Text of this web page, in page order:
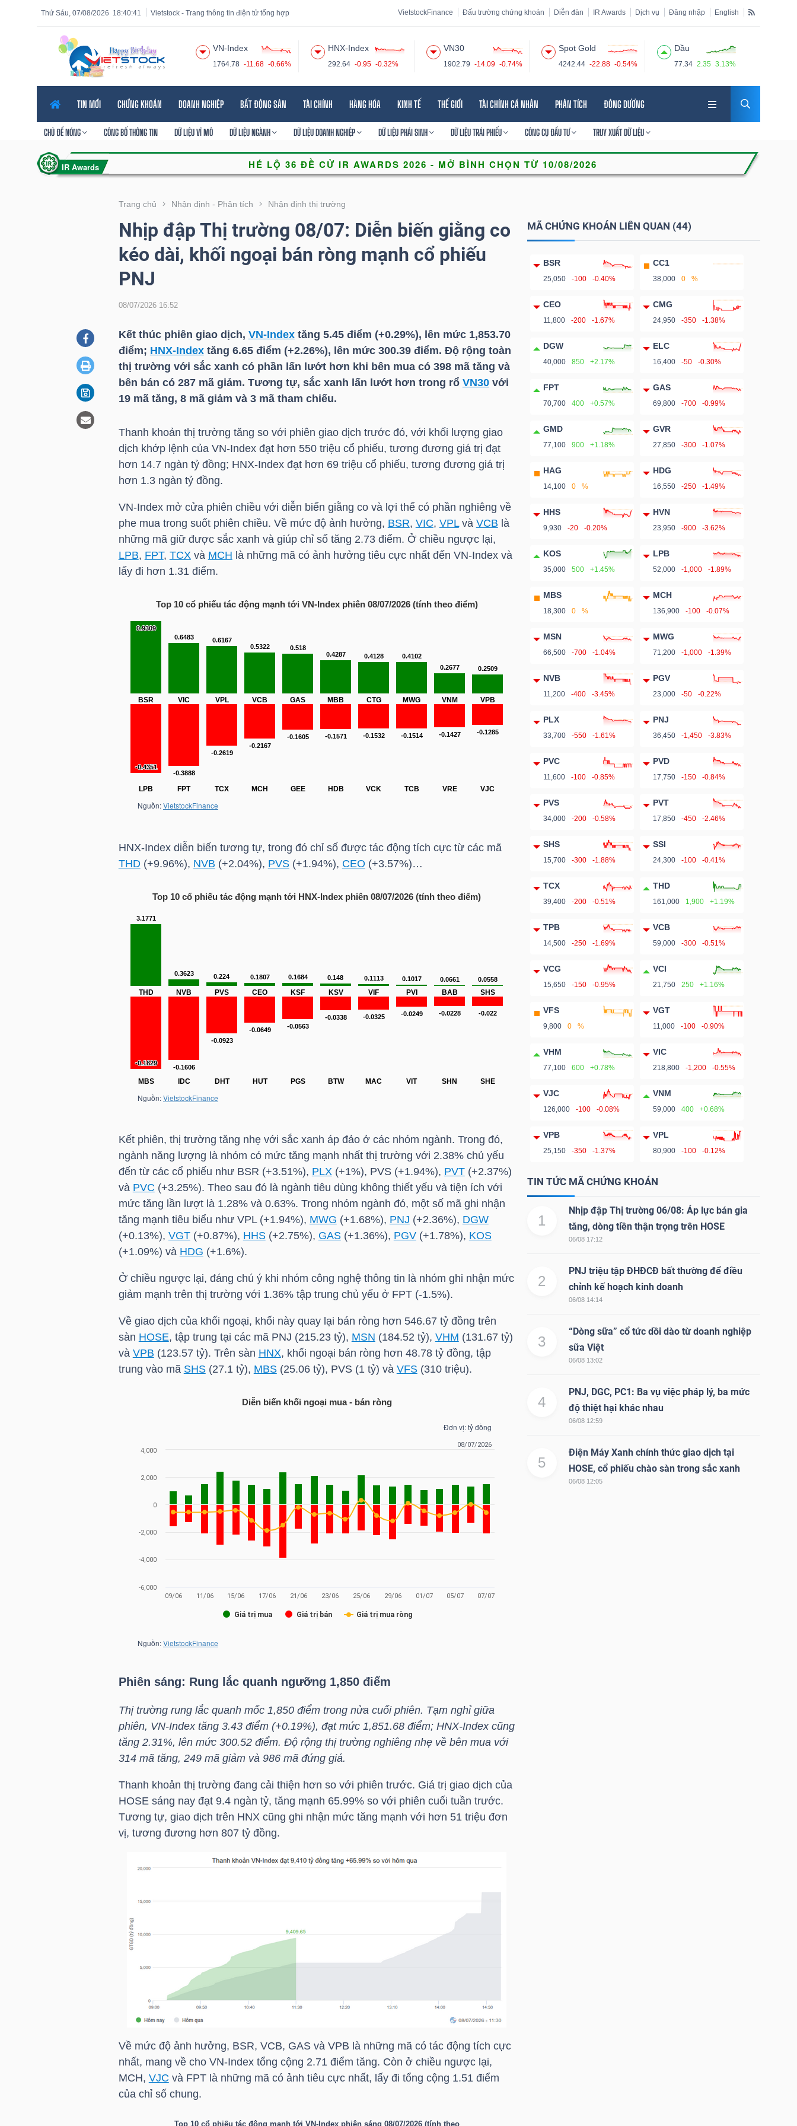
18:40:42
Thứ Sáu, 07/08/2026 Vietstock - Trang thông tin điện tử tổng hợp VietstockFinance Đấu trường chứng khoán Diễn đàn IR Awards Dịch vụ Đăng nhập English
VN-Index
1764.78 -11.68 -0.66%
HNX-Index
292.64 -0.95 -0.32%
VN30
1902.79 -14.09 -0.74%
Spot Gold
4242.44 -22.88 -0.54%
Dầu
77.34 2.35 3.13%
TIN MỚI CHỨNG KHOÁN DOANH NGHIỆP BẤT ĐỘNG SẢN TÀI CHÍNH HÀNG HÓA KINH TẾ THẾ GIỚI TÀI CHÍNH CÁ NHÂN PHÂN TÍCH ĐÔNG DƯƠNG
CHỦ ĐỀ NÓNG CÔNG BỐ THÔNG TIN DỮ LIỆU VĨ MÔ DỮ LIỆU NGÀNH DỮ LIỆU DOANH NGHIỆP DỮ LIỆU PHÁI SINH DỮ LIỆU TRÁI PHIẾU CÔNG CỤ ĐẦU TƯ TRUY XUẤT DỮ LIỆU
Trang chủ Nhận định - Phân tích Nhận định thị trường
Nhịp đập Thị trường 08/07: Diễn biến giằng co
kéo dài, khối ngoại bán ròng mạnh cổ phiếu
PNJ
08/07/2026 16:52
Kết thúc phiên giao dịch, VN-Indextăng 5.45 điểm (+0.29%), lên mức 1,853.70
điểm; HNX-Indextăng 6.65 điểm (+2.26%), lên mức 300.39 điểm. Độ rộng toàn
thị trường với sắc xanh có phần lấn lướt hơn khi bên mua có 398 mã tăng và
bên bán có 287 mã giảm. Tương tự, sắc xanh lấn lướt hơn trong rổ VN30với
19 mã tăng, 8 mã giảm và 3 mã tham chiếu.
Thanh khoản thị trường tăng so với phiên giao dịch trước đó, với khối lượng giao
dịch khớp lệnh của VN-Indexđạt hơn 550 triệu cổ phiếu, tương đương giá trị đạt
hơn 14.7 ngàn tỷ đồng; HNX-Indexđạt hơn 69 triệu cổ phiếu, tương đương giá trị
hơn 1.3 ngàn tỷ đồng.
VN-Indexmở cửa phiên chiều với diễn biến giằng co và lợi thế có phần nghiêng về
phe mua trong suốt phiên chiều. Về mức độ ảnh hưởng, BSR, VIC, VPLvà VCB là
những mã giữ được sắc xanh và giúp chỉ số tăng 2.73 điểm. Ở chiều ngược lại,
LPB, FPT, TCXvà MCH là những mã có ảnh hưởng tiêu cực nhất đến VN-Indexvà
lấy đi hơn 1.31 điểm.
Top 10 cổ phiếu tác động mạnh tới VN-Indexphiên 08/07/2026 (tính theo điểm)
HNX-Indexdiễn biến tương tự, trong đó chỉ số được tác động tích cực từ các mã
THD(+9.96%), NVB (+2.04%), PVS(+1.94%), CEO (+3.57%)…
Top 10 cổ phiếu tác động mạnh tới HNX-Index phiên 08/07/2026 (tính theo điểm)
Kết phiên, thị trường tăng nhẹ với sắc xanh áp đảo ở các nhóm ngành. Trong đó,
ngành năng lượng là nhóm có mức tăng mạnh nhất thị trường với 2.38% chủ yếu
đến từ các cổ phiếu như BSR (+3.51%), PLX (+1%), PVS(+1.94%), PVT(+2.37%)
và PVC (+3.25%). Theo sau đó là ngành tiêu dùng không thiết yếu và tiện ích với
mức tăng lần lượt là 1.28% và 0.63%. Trong nhóm ngành đó, một số mã ghi nhận
tăng mạnh tiêu biểu như VPL(+1.94%), MWG (+1.68%), PNJ (+2.36%), DGW
(+0.13%), VGT(+0.87%), HHS(+2.75%), GAS(+1.36%), PGV(+1.78%), KOS
(+1.09%) và HDG (+1.6%).
Ở chiều ngược lại, đáng chú ý khi nhóm công nghệ thông tin là nhóm ghi nhận mức
giảm mạnh trên thị trường với 1.36% tập trung chủ yếu ở FPT(-1.5%).
Về giao dịch của khối ngoại, khối này quay lại bán ròng hơn 546.67 tỷ đồng trên
sàn HOSE, tập trung tại các mã PNJ (215.23 tỷ), MSN (184.52 tỷ), VHM (131.67 tỷ)
và VPB (123.57 tỷ). Trên sàn HNX, khối ngoại bán ròng hơn 48.78 tỷ đồng, tập
trung vào mã SHS(27.1 tỷ), MBS(25.06 tỷ), PVS(1 tỷ) và VFS(310 triệu).
Diễn biến khối ngoại mua - bán ròng
Phiên sáng: Rung lắc quanh ngưỡng 1,850 điểm
Thị trường rung lắc quanh mốc 1,850 điểm trong nửa cuối phiên. Tạm nghỉ giữa
phiên, VN-Indextăng 3.43 điểm (+0.19%), đạt mức 1,851.68 điểm; HNX-Indexcũng
tăng 2.31%, lên mức 300.52 điểm. Độ rộng thị trường nghiêng nhẹ về bên mua với
314 mã tăng, 249 mã giảm và 986 mã đứng giá.
Thanh khoản thị trường đang cải thiện hơn so với phiên trước. Giá trị giao dịch của
HOSEsáng nay đạt 9.4 ngàn tỷ, tăng mạnh 65.99% so với phiên cuối tuần trước.
Tương tự, giao dịch trên HNXcũng ghi nhận mức tăng mạnh với hơn 51 triệu đơn
vị, tương đương hơn 807 tỷ đồng.
Về mức độ ảnh hưởng, BSR, VCB, GASvà VPB là những mã có tác động tích cực
nhất, mang về cho VN-Indextổng cộng 2.71 điểm tăng. Còn ở chiều ngược lại,
MCH, VJC và FPTlà những mã có ảnh tiêu cực nhất, lấy đi tổng cộng 1.51 điểm
của chỉ số chung.
Top 10 cổ phiếu tác động mạnh tới VN-Indexphiên sáng 08/07/2026 (tính theo
MÃ CHỨNG KHOÁN LIÊN QUAN (44)
BSR
25,050 -100 -0.40%
CC1
38,000 0 %
CEO
11,800 -200 -1.67%
CMG
24,950 -350 -1.38%
DGW
40,000 850 +2.17%
ELC
16,400 -50 -0.30%
FPT
70,700 400 +0.57%
GAS
69,800 -700 -0.99%
GMD
77,100 900 +1.18%
GVR
27,850 -300 -1.07%
HAG
14,100 0 %
HDG
16,550 -250 -1.49%
HHS
9,930 -20 -0.20%
HVN
23,950 -900 -3.62%
KOS
35,000 500 +1.45%
LPB
52,000 -1,000 -1.89%
MBS
18,300 0 %
MCH
136,900 -100 -0.07%
MSN
66,500 -700 -1.04%
MWG
71,200 -1,000 -1.39%
NVB
11,200 -400 -3.45%
PGV
23,000 -50 -0.22%
PLX
33,700 -550 -1.61%
PNJ
36,450 -1,450 -3.83%
PVC
11,600 -100 -0.85%
PVD
17,750 -150 -0.84%
PVS
34,000 -200 -0.58%
PVT
17,850 -450 -2.46%
SHS
15,700 -300 -1.88%
SSI
24,300 -100 -0.41%
TCX
39,400 -200 -0.51%
THD
161,000 1,900 +1.19%
TPB
14,500 -250 -1.69%
VCB
59,000 -300 -0.51%
VCG
15,650 -150 -0.95%
VCI
21,750 250 +1.16%
VFS
9,800 0 %
VGT
11,000 -100 -0.90%
VHM
77,100 600 +0.78%
VIC
218,800 -1,200 -0.55%
VJC
126,000 -100 -0.08%
VNM
59,000 400 +0.68%
VPB
25,150 -350 -1.37%
VPL
80,900 -100 -0.12%
TIN TỨC MÃ CHỨNG KHOÁN
1
Nhịp đập Thị trường 06/08: Áp lực bán gia
tăng, dòng tiền thận trọng trên HOSE
06/08 17:12
2
PNJ triệu tập ĐHĐCĐ bất thường để điều
chỉnh kế hoạch kinh doanh
06/08 14:14
3
“Dòng sữa” cổ tức dồi dào từ doanh nghiệp
sữa Việt
06/08 13:02
4
PNJ, DGC, PC1: Ba vụ việc pháp lý, ba mức
độ thiệt hại khác nhau
06/08 12:59
5
Điện Máy Xanh chính thức giao dịch tại
HOSE, cổ phiếu chào sàn trong sắc xanh
06/08 12:05
Tính năng
năng
VIETSTOCK